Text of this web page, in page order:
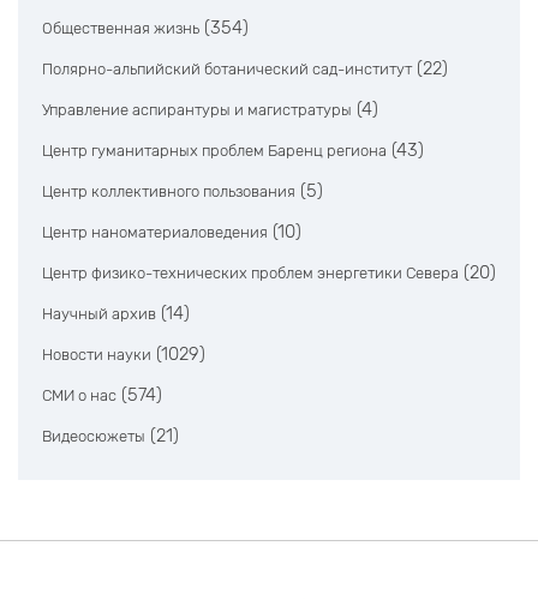
Общественная жизнь (354)
Полярно-альпийский ботанический сад-институт (22)
Управление аспирантуры и магистратуры (4)
Центр гуманитарных проблем Баренц региона (43)
Центр коллективного пользования (5)
Центр наноматериаловедения (10)
Центр физико-технических проблем энергетики Севера (20)
Научный архив (14)
Новости науки (1029)
СМИ о нас (574)
Видеосюжеты (21)